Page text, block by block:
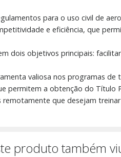
para o uso civil de
e eficiência, que
dois objetivos principais:
valiosa nos programas
permitem a obtenção do Título
que desejam
produto também